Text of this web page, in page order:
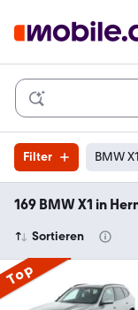
Filter BMW X1
169 BMW X1 in
Sortieren
Top